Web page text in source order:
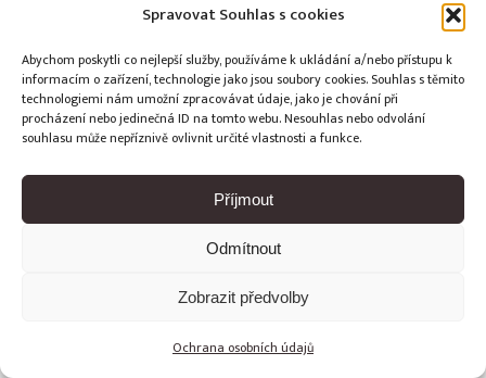
Spravovat Souhlas s cookies
Abychom poskytli co nejlepší služby, používáme k ukládání a/nebo přístupu k
informacím o zařízení, technologie jako jsou soubory cookies. Souhlas s těmito
technologiemi nám umožní zpracovávat údaje, jako je chování při
procházení nebo jedinečná ID na tomto webu. Nesouhlas nebo odvolání
souhlasu může nepříznivě ovlivnit určité vlastnosti a funkce.
Příjmout
Odmítnout
Zobrazit předvolby
Ochrana osobních údajů
Copyright © Weiron Dynamics, s.r.o. |Tvorba webových stránek